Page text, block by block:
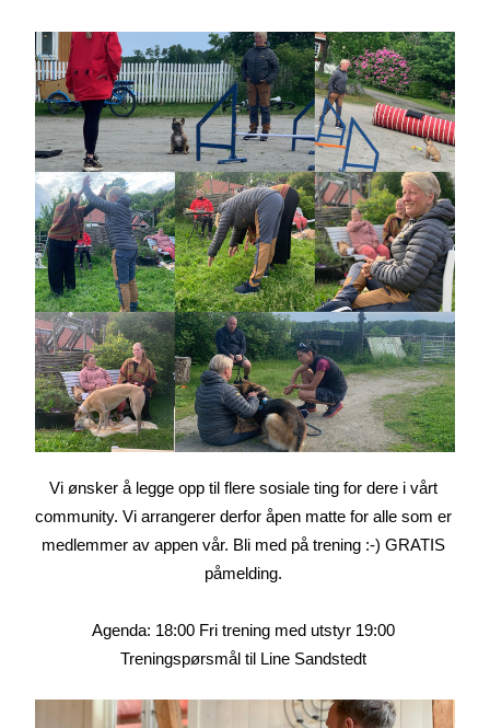
Vi ønsker å legge opp til flere sosiale ting for dere i vårt
community. Vi arrangerer derfor åpen matte for alle som er
medlemmer av appen vår. Bli med på trening :-) GRATIS
påmelding.
Agenda: 18:00 Fri trening med utstyr 19:00
Treningspørsmål til Line Sandstedt